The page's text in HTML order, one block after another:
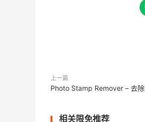
上一篇
Photo Stamp Remover – 去
相关限免推荐